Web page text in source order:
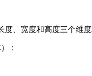
、宽度和高度三个维
：